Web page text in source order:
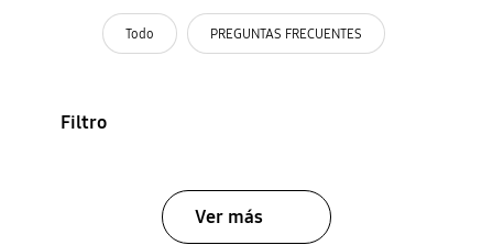
Todo PREGUNTAS FRECUENTES
Filtro
Ver más